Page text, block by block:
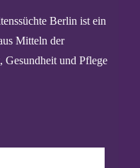
Berlin ist ein
Mitteln der
Gesundheit und Pflege